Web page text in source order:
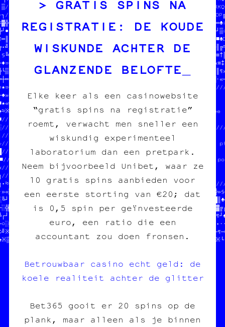
/¤¶│┼«※»♠☆└//
※※♣║╚▒│□≡╬///////////////////P/
═│•○▒└‡★▓//////////////////
//┌†═╬╬└┼▓•//              //
DONNE-NOUS  //░╔╬†═■¤¶┌//  DONNE-NOUS  //
TON POGNON  //•╔█»※·┐╚│//  TON POGNON  //
STP MERCI   //╝●≡♥│♥┼●♥//  STP MERCI   //
JEAN-CHAT   //‡☆†■●▓†┌●//  JEAN-CHAT   //
//
¶¶♥//
on fait des pin's
des affiches         //
☆//  des cartes postales
//  //●//  des posters
PAPIER /// CARBONE   //  //≡//    ※╬ ≈
fanzine /// édition  //  //╗///////♣★//////////////////es
charleroi /// diy    //  //╝□≈╔█»★╬†═☆□‡‡■//  des affiches
//  //‡┐▓╝‡□╝┌♦☆♦┌●═‡//  des cartes
//■·▓╝╝·┘«•│□▓═█♠//  des
//
//s pin's    //
$$$  DU POGNON  $$$      //es         //
POUR COPIE CARBONE ASBL  // postales  //
//s          //
//
////////////////////////////
REGISTRATIE: DE KOUDE
WISKUNDE ACHTER DE
GLANZENDE BELOFTE
Elke keer als een casinowebsite
“gratis spins na registratie”
roemt, verwacht men sneller een
wiskundig experimenteel
laboratorium dan een pretpark.
Neem bijvoorbeeld Unibet, waar ze
10 gratis spins aanbieden voor
een eerste storting van €20; dat
is 0,5 spin per geïnvesteerde
euro, een ratio die een
accountant zou doen fronsen.
Betrouwbaar casino echt geld: de
koele realiteit achter de glitter
Bet365 gooit er 20 spins op de
plank, maar alleen als je binnen